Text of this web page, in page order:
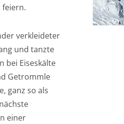
feiern.
verkleideter
und tanzte
bei Eiseskälte
Getrommle
ganz so als
einer